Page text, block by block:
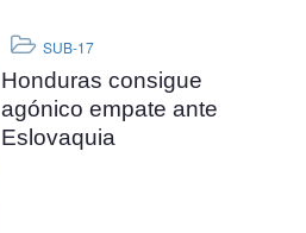
SUB-17
Honduras consigue
agónico empate ante
Eslovaquia